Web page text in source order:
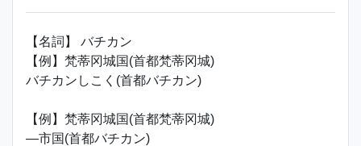
【名詞】 バチカン
【例】梵蒂冈城国(首都梵蒂冈城)
バチカンしこく(首都バチカン)
【例】梵蒂冈城国(首都梵蒂冈城)
―市国(首都バチカン)